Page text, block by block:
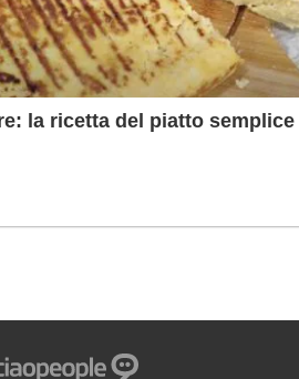
la ricetta del piatto semplice